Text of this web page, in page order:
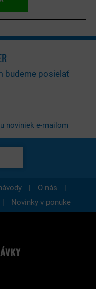
budeme posielať
noviniek e-mailom
| O nás
|
| Novinky v ponuke